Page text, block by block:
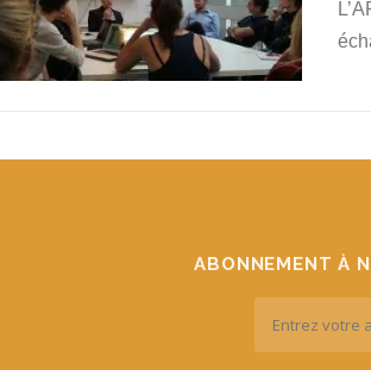
ABONNEMENT À